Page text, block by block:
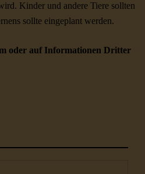
Kinder und andere Tiere sollten
sollte eingeplant werden.
oder auf Informationen Dritter